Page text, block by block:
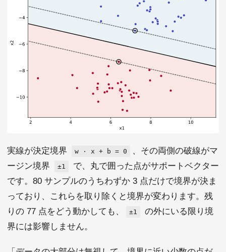
実線が決定境界 w · x + b = 0
、その両側の破線がマ
ージン境界
±1
で、丸で囲った点がサポートベクター
です。80 サンプルのうちわずか 3 点だけで境界が決ま
っており、これらを取り除くと境界が変わります。残
りの 77 点をどう動かしても、
±1
の外にいる限り境
界には影響しません。